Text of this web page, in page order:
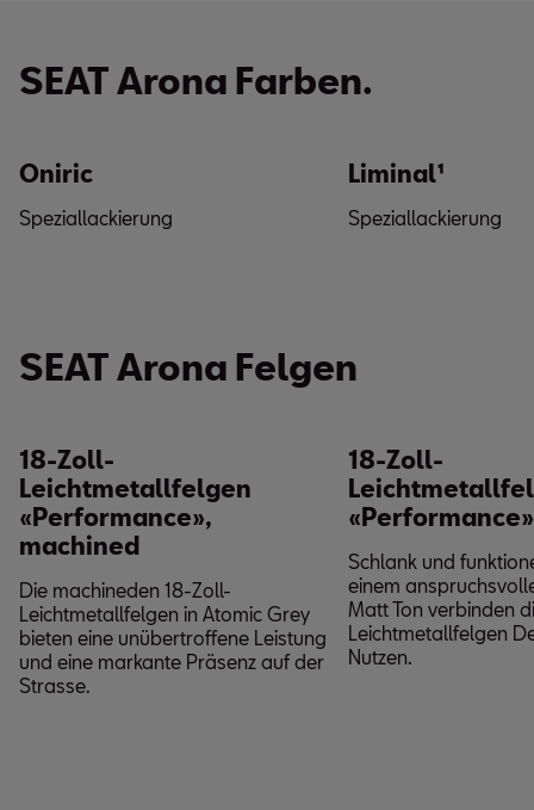
SEAT Arona Farben.
Oniric
Speziallackierung
Liminal¹
Speziallackierung
SEAT Arona Felgen
18-Zoll-
Leichtmetallfelgen
«Performance»,
machined
Die machineden 18-Zoll-
Leichtmetallfelgen in Atomic Grey
bieten eine unübertroffene Leistung
und eine markante Präsenz auf der
Strasse.
18-Zoll-
«Performance»
Schlank und
einem
Matt Ton verbinden
Leichtmetallfelgen
Nutzen.